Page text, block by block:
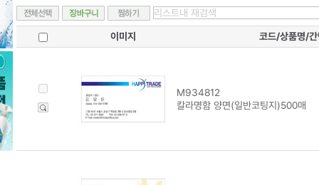
이미지 코드/상품명/간
M934812
칼라명함 양면(일반코팅지)500매